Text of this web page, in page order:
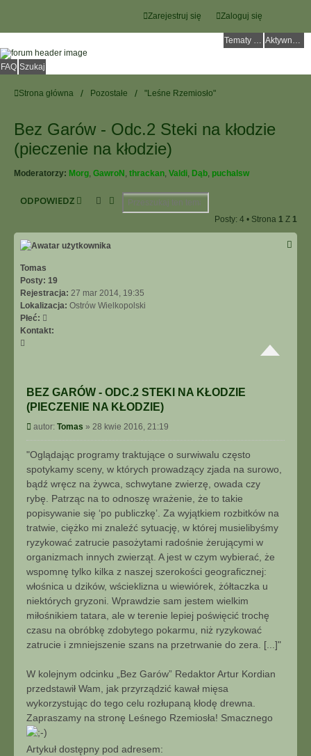
Zaloguj się
Zarejestruj się
Tematy bez odpowiedzi Aktywne tematy
FAQ Szukaj
Strona główna Pozostałe "Leśne Rzemiosło"
Bez Garów - Odc.2 Steki na kłodzie
(pieczenie na kłodzie)
Moderatorzy: Morg, GawroN , thrackan, Valdi, Dąb, puchalsw
ODPOWIEDZ SzukajWyszukiwanie Zaawansowane
Posty: 4 • Strona 1 Z 1
Tomas
Posty: 19
Rejestracja: 27 mar 2014, 19:35
Lokalizacja: Ostrów Wielkopolski
Płeć:
Kontakt:
a
u
s
z
T
o
m
a
s
BEZ GARÓW - ODC.2 STEKI NA KŁODZIE
(PIECZENIE NA KŁODZIE)
P
o
s
autor: Tomas » 28 kwie 2016, 21:19
"Oglądając programy traktujące o surwiwalu często
spotykamy sceny, w których prowadzący zjada na surowo,
bądź wręcz na żywca, schwytane zwierzę, owada czy
rybę. Patrząc na to odnoszę wrażenie, że to takie
popisywanie się ‘po publiczkę’. Za wyjątkiem rozbitków na
tratwie, ciężko mi znaleźć sytuację, w której musielibyśmy
ryzykować zatrucie pasożytami radośnie żerującymi w
organizmach innych zwierząt. A jest w czym wybierać, że
wspomnę tylko kilka z naszej szerokości geograficznej:
włośnica u dzików, wścieklizna u wiewiórek, żółtaczka u
niektórych gryzoni. Wprawdzie sam jestem wielkim
miłośnikiem tatara, ale w terenie lepiej poświęcić trochę
czasu na obróbkę zdobytego pokarmu, niż ryzykować
zatrucie i zmniejszenie szans na przetrwanie do zera. [...]"
W kolejnym odcinku „Bez Garów” Redaktor Artur Kordian
przedstawił Wam, jak przyrządzić kawał mięsa
wykorzystując do tego celu rozłupaną kłodę drewna.
Zapraszamy na stronę Leśnego Rzemiosła! Smacznego
Artykuł dostępny pod adresem: